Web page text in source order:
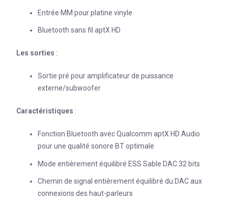
Entrée MM pour platine vinyle
Bluetooth sans fil aptX HD
Les sorties :
Sortie pré pour amplificateur de puissance
externe/subwoofer
Caractéristiques :
Fonction Bluetooth avec Qualcomm aptX HD Audio
pour une qualité sonore BT optimale
Mode entièrement équilibré ESS Sable DAC 32 bits
Chemin de signal entièrement équilibré du DAC aux
connexions des haut-parleurs